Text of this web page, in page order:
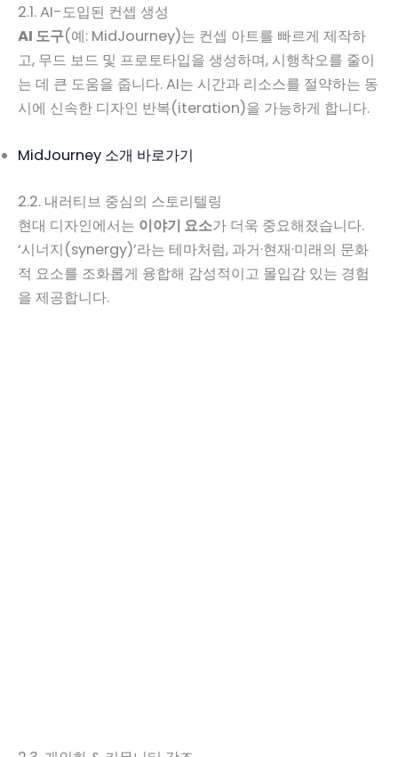
2.1. AI-도입된 컨셉 생성
AI 도구(예: MidJourney)는 컨셉 아트를 빠르게 제작하
고, 무드 보드 및 프로토타입을 생성하며, 시행착오를 줄이
는 데 큰 도움을 줍니다. AI는 시간과 리소스를 절약하는 동
시에 신속한 디자인 반복(iteration)을 가능하게 합니다.
MidJourney 소개 바로가기
2.2. 내러티브 중심의 스토리텔링
현대 디자인에서는 이야기 요소가 더욱 중요해졌습니다.
‘시너지(synergy)’라는 테마처럼, 과거·현재·미래의 문화
적 요소를 조화롭게 융합해 감성적이고 몰입감 있는 경험
을 제공합니다.